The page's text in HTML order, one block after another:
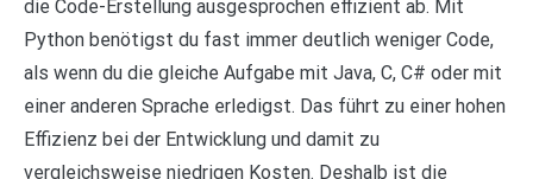
die Code-Erstellung ausgesprochen effizient ab. Mit
Python benötigst du fast immer deutlich weniger Code,
als wenn du die gleiche Aufgabe mit Java, C, C# oder mit
einer anderen Sprache erledigst. Das führt zu einer hohen
Effizienz bei der Entwicklung und damit zu
vergleichsweise niedrigen Kosten. Deshalb ist die